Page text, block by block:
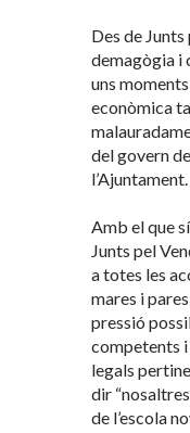
Des de
demagògia i
uns
econòmica
del govern
l’Ajuntament.
Amb el que
Junts pel
a totes les
mares i
pressió
competents
legals
dir
de l’escola